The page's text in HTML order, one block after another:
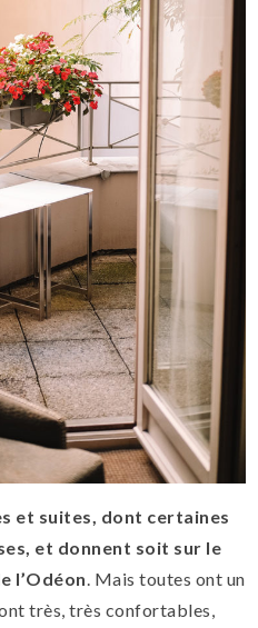
et suites, dont certaines
et donnent soit sur le
l’Odéon . Mais toutes ont un
très, très confortables,